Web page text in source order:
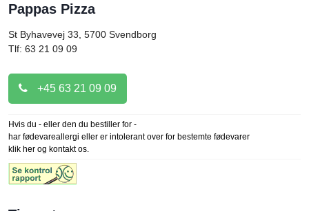
Pappas Pizza
St Byhavevej 33, 5700 Svendborg
Tlf: 63 21 09 09
+45 63 21 09 09
Hvis du - eller den du bestiller for -
har fødevareallergi eller er intolerant over for bestemte fødevarer
klik her og kontakt os.